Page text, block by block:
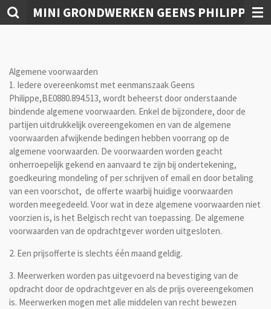
Ga
direct
MINI GRONDWERKEN GEENS PHILIPPE
Algemene voorwaarden
1. Iedere overeenkomst met eenmanszaak Geens
Philippe,BE0880.894.513, wordt beheerst door onderstaande
bindende algemene voorwaarden. Enkel de bijzondere, door de
partijen uitdrukkelijk overeengekomen en van de algemene
voorwaarden afwijkende bedingen hebben voorrang op de
algemene voorwaarden. De voorwaarden worden geacht
onherroepelijk gekend en aanvaard te zijn bij ondertekening,
goedkeuring mondeling of per schrijven of email en door betaling
van een voorschot, de offerte waarbij huidige voorwaarden
worden meegedeeld. Voor wat in deze algemene voorwaarden niet
voorzien is, is het Belgisch recht van toepassing. De algemene
voorwaarden van de opdrachtgever worden uitgesloten.
2. Een prijsofferte is slechts één maand geldig.
3. Meerwerken worden pas uitgevoerd na bevestiging van de
opdracht door de opdrachtgever en als de prijs overeengekomen
is. Meerwerken mogen met alle middelen van recht bewezen